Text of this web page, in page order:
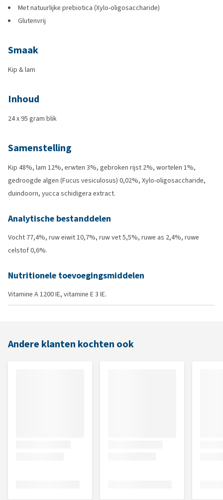
Met natuurlijke prebiotica (Xylo-oligosaccharide)
Glutenvrij
Smaak
Kip & lam
Inhoud
24 x 95 gram blik
Samenstelling
Kip 48%, lam 12%, erwten 3%, gebroken rijst 2%, wortelen 1%,
gedroogde algen (Fucus vesiculosus) 0,02%, Xylo-oligosaccharide,
duindoorn, yucca schidigera extract.
Analytische bestanddelen
Vocht 77,4%, ruw eiwit 10,7%, ruw vet 5,5%, ruwe as 2,4%, ruwe
celstof 0,6%.
Nutritionele toevoegingsmiddelen
Vitamine A 1200 IE, vitamine E 3 IE.
Andere klanten kochten ook